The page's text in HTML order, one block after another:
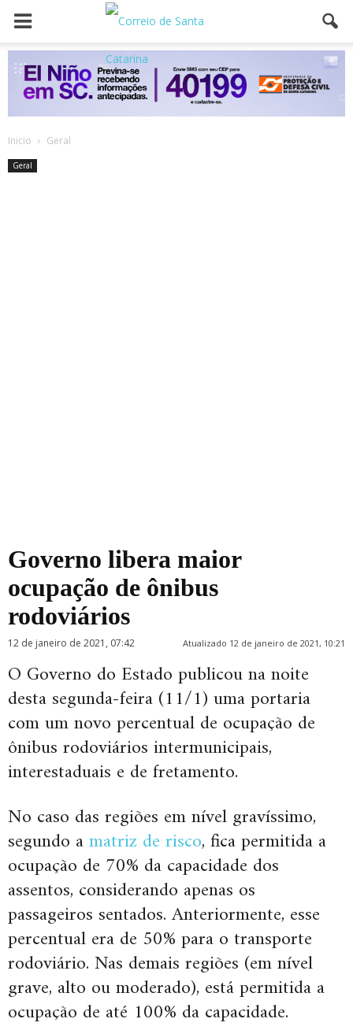
Inicio Geral
Geral
Governo libera maior
ocupação de ônibus
rodoviários
12 de janeiro de 2021, 07:42 Atualizado 12 de janeiro de 2021, 10:21
O Governo do Estado publicou na noite
desta segunda-feira (11/1) uma portaria
com um novo percentual de ocupação de
ônibus rodoviários intermunicipais,
interestaduais e de fretamento.
No caso das regiões em nível gravíssimo,
segundo amatriz de risco, fica permitida a
ocupação de 70% da capacidade dos
assentos, considerando apenas os
passageiros sentados. Anteriormente, esse
percentual era de 50% para o transporte
rodoviário. Nas demais regiões (em nível
grave, alto ou moderado), está permitida a
ocupação de até 100% da capacidade.